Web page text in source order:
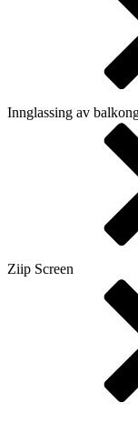
Innglassing av
Ziip Screen